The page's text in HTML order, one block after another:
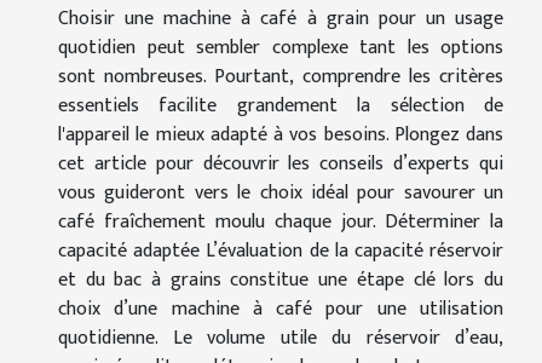
Choisir une machine à café à grain pour un usage
quotidien peut sembler complexe tant les options
sont nombreuses. Pourtant, comprendre les critères
essentiels facilite grandement la sélection de
l'appareil le mieux adapté à vos besoins. Plongez dans
cet article pour découvrir les conseils d’experts qui
vous guideront vers le choix idéal pour savourer un
café fraîchement moulu chaque jour. Déterminer la
capacité adaptée L’évaluation de la capacité réservoir
et du bac à grains constitue une étape clé lors du
choix d’une machine à café pour une utilisation
quotidienne. Le volume utile du réservoir d’eau,